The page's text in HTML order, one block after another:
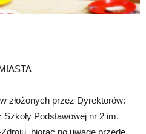
złożonych przez Dyrektorów:
Szkoły Podstawowej nr 2 im.